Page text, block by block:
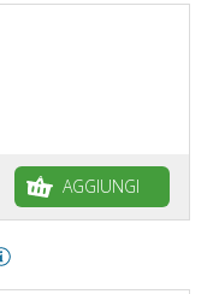
AGGIUNGI